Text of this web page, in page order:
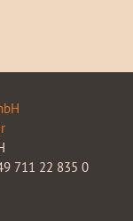
711 22 835 0